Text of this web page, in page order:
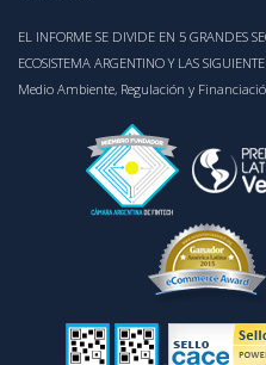
EL INFORME SE DIVIDE EN 5 GRANDES
ECOSISTEMA ARGENTINO Y LAS
Medio Ambiente, Regulación y